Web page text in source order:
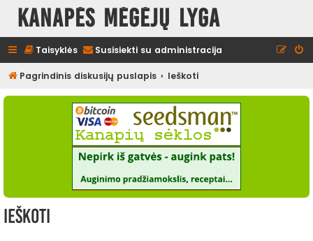
Kanapės mėgėjų lyga
Taisyklės Susisiekti su administracija
Pagrindinis diskusijų puslapis Ieškoti
Ieškoti